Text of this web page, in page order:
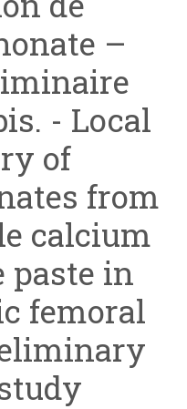
–
- Local
of
from
calcium
paste in
femoral